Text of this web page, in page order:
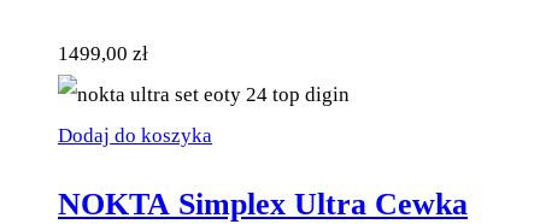
1499,00 zł
Dodaj do koszyka
NOKTA Simplex Ultra Cewka